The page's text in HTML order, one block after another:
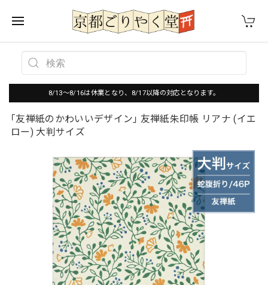
8/13～8/16は休業となり、8/17以降の対応となります。
｢友禅紙のかわいいデザイン｣ 友禅紙朱印帳 リアナ (イエ
ロー) 大判サイズ